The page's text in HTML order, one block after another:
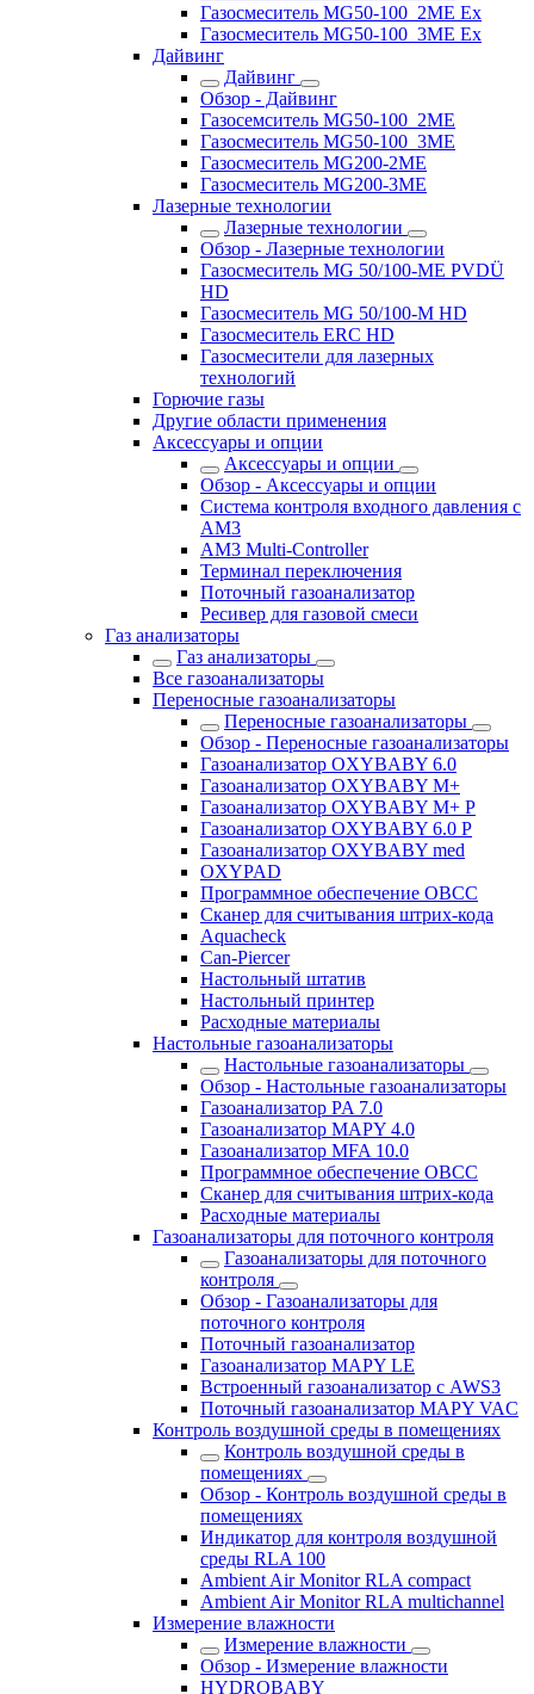
Газосмеситель MG50-100_2ME Ex
Газосмеситель MG50-100_3ME Ex
Дайвинг
Дайвинг
Обзор - Дайвинг
Газосемситель MG50-100_2ME
Газосмеситель MG50-100_3ME
Газосмеситель MG200-2ME
Газосмеситель MG200-3ME
Лазерные технологии
Лазерные технологии
Обзор - Лазерные технологии
Газосмеситель MG 50/100-ME PVDÜ
HD
Газосмеситель MG 50/100-M HD
Газосмеситель ERC HD
Газосмесители для лазерных
технологий
Горючие газы
Другие области применения
Аксессуары и опции
Аксессуары и опции
Обзор - Аксессуары и опции
Система контроля входного давления с
AM3
AM3 Multi-Controller
Терминал переключения
Поточный газоанализатор
Ресивер для газовой смеси
Газ анализаторы
Газ анализаторы
Все газоанализаторы
Переносные газоанализаторы
Переносные газоанализаторы
Обзор - Переносные газоанализаторы
Газоанализатор OXYBABY 6.0
Газоанализатор OXYBABY M+
Газоанализатор OXYBABY M+ P
Газоанализатор OXYBABY 6.0 P
Газоанализатор OXYBABY med
OXYPAD
Программное обеспечение OBCC
Сканер для считывания штрих-кода
Aquacheck
Can-Piercer
Настольный штатив
Настольный принтер
Расходные материалы
Настольные газоанализаторы
Настольные газоанализаторы
Обзор - Настольные газоанализаторы
Газоанализатор PA 7.0
Газоанализатор MAPY 4.0
Газоанализатор MFA 10.0
Программное обеспечение OBCC
Сканер для считывания штрих-кода
Расходные материалы
Газоанализаторы для поточного контроля
Газоанализаторы для поточного
контроля
Обзор - Газоанализаторы для
поточного контроля
Поточный газоанализатор
Газоанализатор MAPY LE
Встроенный газоанализатор с AWS3
Поточный газоанализатор MAPY VAC
Контроль воздушной среды в помещениях
Контроль воздушной среды в
помещениях
Обзор - Контроль воздушной среды в
помещениях
Индикатор для контроля воздушной
среды RLA 100
Ambient Air Monitor RLA compact
Ambient Air Monitor RLA multichannel
Измерение влажности
Измерение влажности
Обзор - Измерение влажности
HYDROBABY